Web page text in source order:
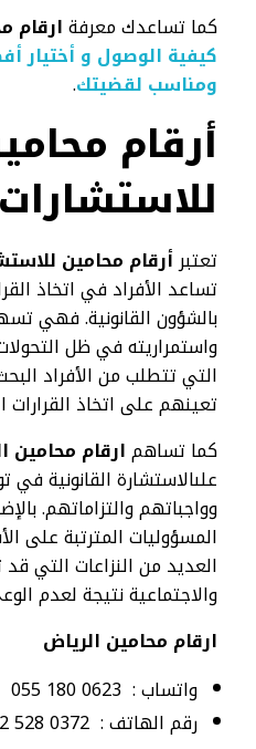
كما تساعدك معرفةارقام
كيفية الوصول و أختيار
ومناسب لقضيتك.
أرقام
تعتبرأرقام محامين
تساعد الأفراد في اتخاذ
بالشؤون القانونية. فهي
واستمراريته في ظل
التي تتطلب من الأفراد
تعينهم على اتخاذ
كما تساهمارقام محامين
علىالاستشارة القانونية
وواجباتهم والتزاماتهم.
المسؤوليات المترتبة على
العديد من النزاعات التي
والاجتماعية نتيجة لعدم
ارقام محامين الرياض
واتساب : 0623 180 055
رقم الهاتف : 0372 528 012